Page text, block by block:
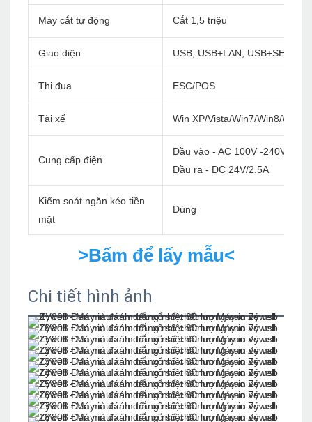
Máy cắt tự động Cắt 1,5 triệu
Giao diện USB, USB+LAN,
Thi đua ESC/POS
Tài xế Win XP/Vista/Win7/Win8/
Cung cấp điện
Đầu vào - AC 100V -240V/60Hz
Đầu ra - DC 24V/2.5A
Kiểm soát ngăn kéo tiền
mặt
Đúng
>Bấm để lấy mẫu<
Chi tiết hình ảnh